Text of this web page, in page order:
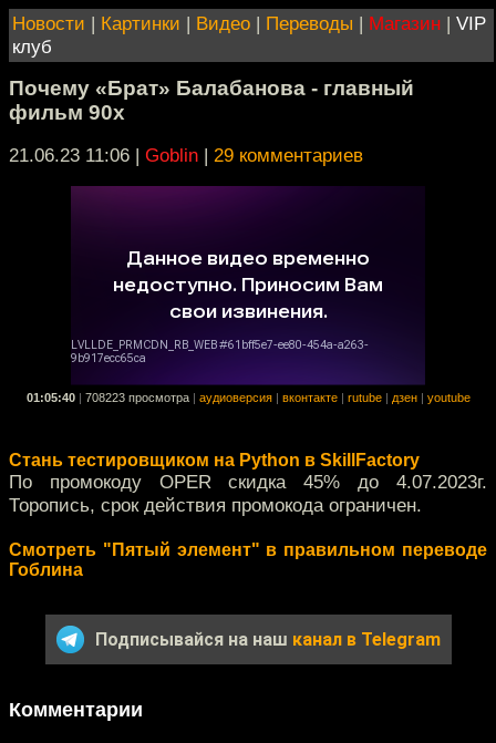
Новости | Картинки | Видео | Переводы | Магазин | VIP
клуб
Почему «Брат» Балабанова - главный
фильм 90х
21.06.23 11:06 | Goblin | 29 комментариев
01:05:40 708223 просмотра аудиоверсия вконтакте rutube дзен youtube
Стань тестировщиком на Python в SkillFactory
По промокоду OPER скидка 45% до 4.07.2023г.
Торопись, срок действия промокода ограничен.
Смотреть "Пятый элемент" в правильном переводе
Гоблина
Подписывайся на наш канал в Telegram
Комментарии